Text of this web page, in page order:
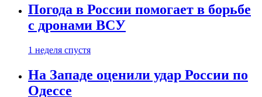
Погода в России помогает в борьбе
с дронами ВСУ
1 неделя спустя
На Западе оценили удар России по
Одессе